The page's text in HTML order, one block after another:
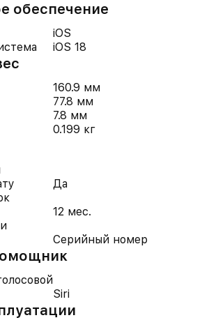
обеспечение
iOS
iOS 18
160.9 мм
77.8 мм
7.8 мм
0.199 кг
Да
12 мес.
Серийный номер
Siri